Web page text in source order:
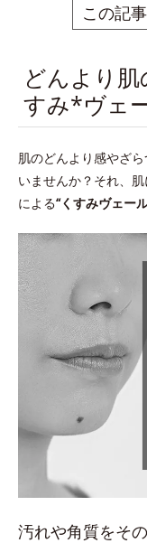
この記
どんより肌
すみ*ヴェ
肌のどんより感やざ
いませんか？それ、
による“くすみヴェー
汚れや角質をそ